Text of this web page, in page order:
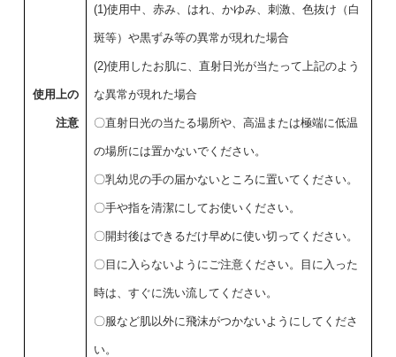
使用上の
注意
(1)使用中、赤み、はれ、かゆみ、刺激、色抜け（白
斑等）や黒ずみ等の異常が現れた場合
(2)使用したお肌に、直射日光が当たって上記のよう
な異常が現れた場合
〇直射日光の当たる場所や、高温または極端に低温
の場所には置かないでください。
〇乳幼児の手の届かないところに置いてください。
〇手や指を清潔にしてお使いください。
〇開封後はできるだけ早めに使い切ってください。
〇目に入らないようにご注意ください。目に入った
時は、すぐに洗い流してください。
〇服など肌以外に飛沫がつかないようにしてくださ
い。